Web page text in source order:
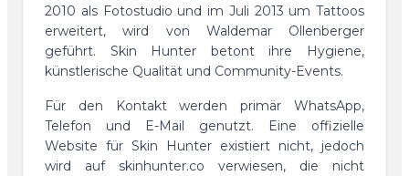
2010 als Fotostudio und im Juli 2013 um Tattoos
erweitert, wird von Waldemar Ollenberger
geführt. Skin Hunter betont ihre Hygiene,
künstlerische Qualität und Community-Events.
Für den Kontakt werden primär WhatsApp,
Telefon und E-Mail genutzt. Eine offizielle
Website für Skin Hunter existiert nicht, jedoch
wird auf skinhunter.co verwiesen, die nicht